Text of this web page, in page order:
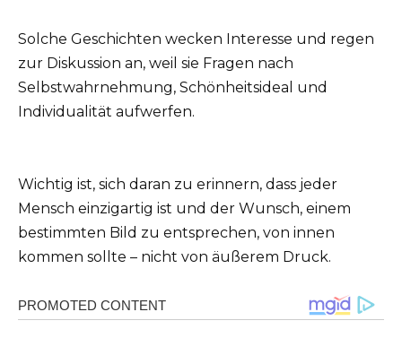
Solche Geschichten wecken Interesse und regen
zur Diskussion an, weil sie Fragen nach
Selbstwahrnehmung, Schönheitsideal und
Individualität aufwerfen.
Wichtig ist, sich daran zu erinnern, dass jeder
Mensch einzigartig ist und der Wunsch, einem
bestimmten Bild zu entsprechen, von innen
kommen sollte – nicht von äußerem Druck.